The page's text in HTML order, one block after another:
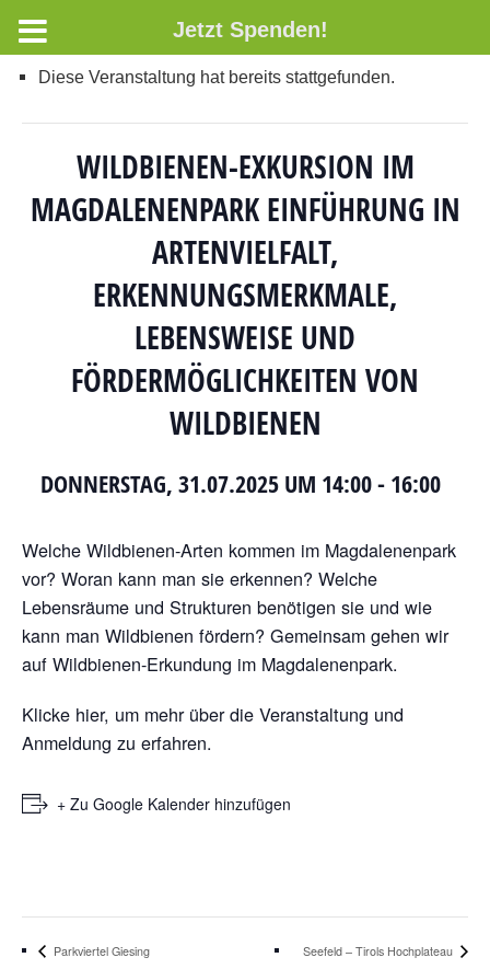
Diese Veranstaltung hat bereits stattgefunden.
WILDBIENEN-EXKURSION IM
MAGDALENENPARK EINFÜHRUNG IN
ARTENVIELFALT,
ERKENNUNGSMERKMALE,
LEBENSWEISE UND
FÖRDERMÖGLICHKEITEN VON
WILDBIENEN
DONNERSTAG, 31.07.2025 UM 14:00- 16:00
Welche Wildbienen-Arten kommen im Magdalenenpark
vor? Woran kann man sie erkennen? Welche
Lebensräume und Strukturen benötigen sie und wie
kann man Wildbienen fördern? Gemeinsam gehen wir
auf Wildbienen-Erkundung im Magdalenenpark.
Klicke hier, um mehr über die Veranstaltung und
Anmeldung zu erfahren.
+ Zu Google Kalender hinzufügen
Parkviertel Giesing Seefeld – Tirols Hochplateau
Jetzt Spenden!